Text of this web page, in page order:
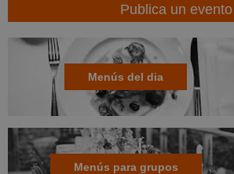
Publica un evento
Menús del dia
Menús para grupos